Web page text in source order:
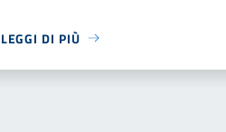
LEGGI DI PIÙ